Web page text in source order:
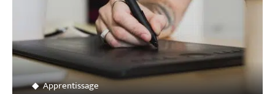
Apprentissage